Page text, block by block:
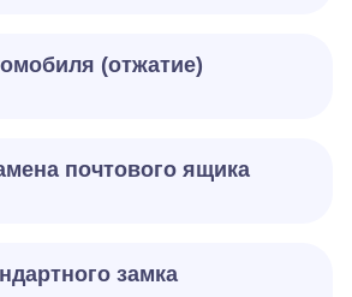
(отжатие)
почтового ящика
замка